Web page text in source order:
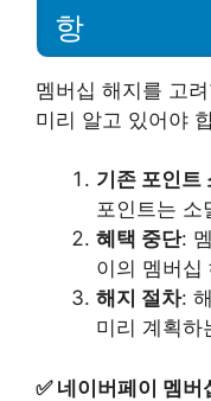
항
멤버십 해지를 고
미리 알고 있어야
기존 포인트
포인트는 소
혜택 중단:
이의 멤버십
해지 절차:
미리 계획하
✅ 네이버페이 멤버